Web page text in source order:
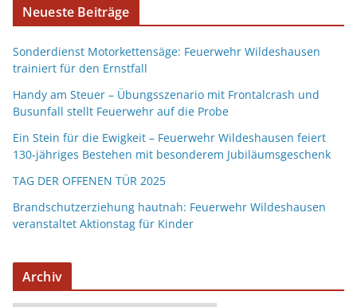
Neueste Beiträge
Sonderdienst Motorkettensäge: Feuerwehr Wildeshausen
trainiert für den Ernstfall
Handy am Steuer – Übungsszenario mit Frontalcrash und
Busunfall stellt Feuerwehr auf die Probe
Ein Stein für die Ewigkeit – Feuerwehr Wildeshausen feiert
130-jähriges Bestehen mit besonderem Jubiläumsgeschenk
TAG DER OFFENEN TÜR 2025
Brandschutzerziehung hautnah: Feuerwehr Wildeshausen
veranstaltet Aktionstag für Kinder
Archiv